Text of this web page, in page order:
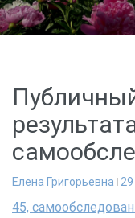
Елена Григорьевна
45,